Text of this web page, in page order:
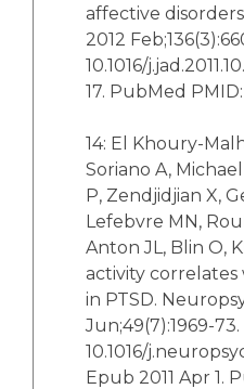
affective
2012
10.1016/
17. PubMed
14: El Khoury-
Soriano A,
P, Zendjidjian X,
Lefebvre MN,
Anton JL, Blin O,
activity
in PTSD.
Jun;49(7):1969-73.
10.1016/
Epub 2011 Apr 1.